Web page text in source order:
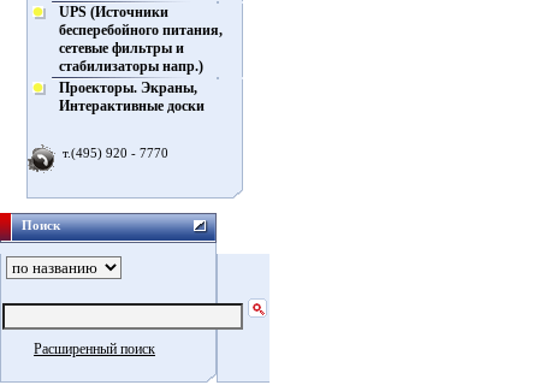
UPS (Источники
бесперебойного питания,
сетевые фильтры и
стабилизаторы напр.)
Проекторы. Экраны,
Интерактивные доски
т.(495) 920 - 7770
Поиск
Расширенный поиск